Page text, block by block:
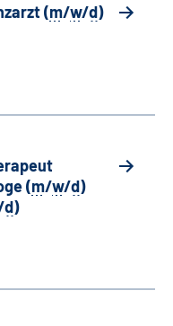
(m/w/d)
(m/w/d)
d)